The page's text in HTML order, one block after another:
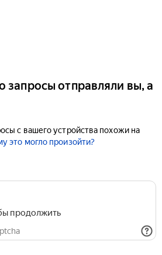
запросы отправляли вы, а
с вашего устройства похожи на
это могло произойти?
продолжить